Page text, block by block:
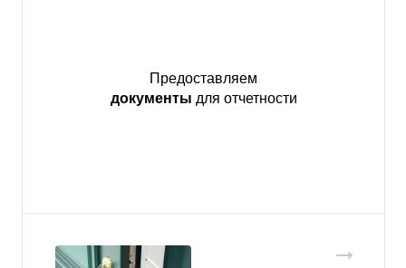
Предоставляем
документы для отчетности